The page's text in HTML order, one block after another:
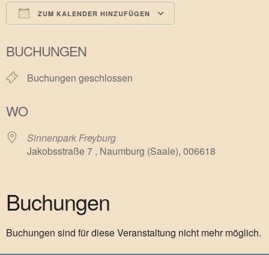
ZUM KALENDER HINZUFÜGEN
BUCHUNGEN
Buchungen geschlossen
WO
Sinnenpark Freyburg
Jakobsstraße 7 , Naumburg (Saale), 006618
Buchungen
Buchungen sind für diese Veranstaltung nicht mehr möglich.